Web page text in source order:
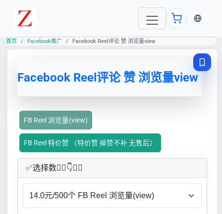
当前语
首页 Facebook推广 Facebook Reel评论 赞 浏览量view
Facebook Reel评论 赞 浏览量view
FB Reel 浏览量(view)
FB Reel 特价赞 （特价赞 掉赞不补 无售后）
✅​选择数👇🏻​​👇👇🏻​​